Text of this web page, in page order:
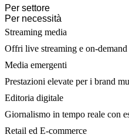
Per settore
Per necessità
Streaming media
Offri live streaming e on-demand
Media emergenti
Prestazioni elevate per i brand
Editoria digitale
Giornalismo in tempo reale con
Retail ed E-commerce